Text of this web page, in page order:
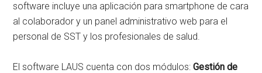
software incluye una aplicación para smartphone de cara
al colaborador y un panel administrativo web para el
personal de SST y los profesionales de salud.
El software LAUS cuenta con dos módulos:Gestión de